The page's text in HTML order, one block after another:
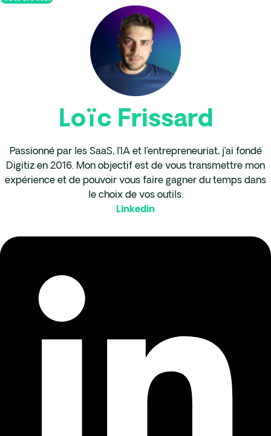
Loïc Frissard
Passionné par les SaaS, l’IA et l’entrepreneuriat, j’ai fondé
Digitiz en 2016. Mon objectif est de vous transmettre mon
expérience et de pouvoir vous faire gagner du temps dans
le choix de vos outils.
Linkedin